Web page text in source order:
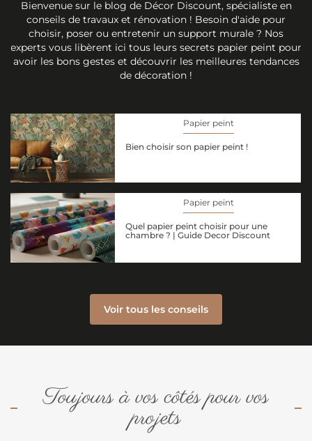
Bienvenue sur le blog de Décor Discount, spécialiste en
conseils de travaux et rénovation ! Besoin d'aide pour
choisir, poser ou entretenir un support murale ? Nos
experts vous libèrent ici tous leurs secrets papier peint pour
avoir les bons gestes et découvrir les meilleures tendances
de décoration !
Papier peint
Bien choisir son papier peint !
Papier peint
Quel papier peint choisir pour une
chambre ? | Guide Decor Discount
Voir tous les conseils
Toujours à vos côtés pour vos
projets